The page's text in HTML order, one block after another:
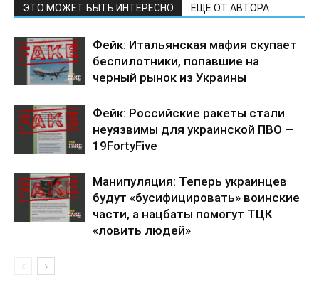
ЭТО МОЖЕТ БЫТЬ ИНТЕРЕСНО ЕЩЕ ОТ АВТОРА
Фейк: Итальянская мафия скупает
беспилотники, попавшие на
черный рынок из Украины
Фейк: Российские ракеты стали
неуязвимы для украинской ПВО —
19FortyFive
Манипуляция: Теперь украинцев
будут «бусифицировать» воинские
части, а нацбаты помогут ТЦК
«ловить людей»